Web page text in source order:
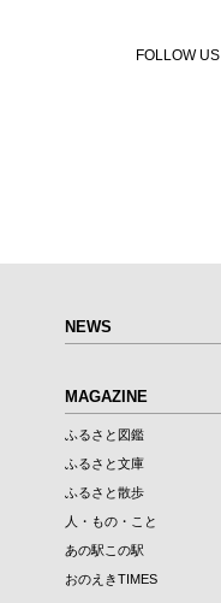
FOLLOW US
NEWS
MAGAZINE
ふるさと図鑑
ふるさと文庫
ふるさと散歩
人・もの・こと
あの駅この駅
おのえきTIMES